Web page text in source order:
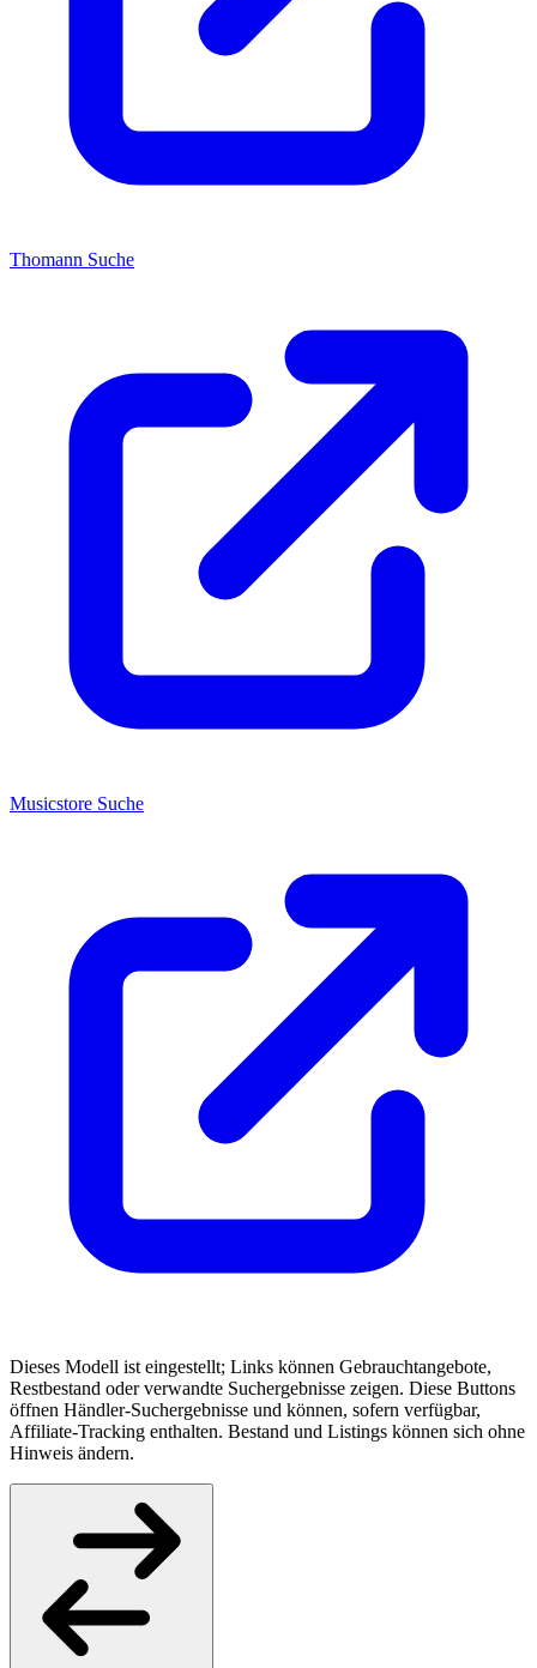
Thomann Suche
Musicstore Suche
Dieses Modell ist eingestellt; Links können Gebrauchtangebote,
Restbestand oder verwandte Suchergebnisse zeigen. Diese Buttons
öffnen Händler-Suchergebnisse und können, sofern verfügbar,
Affiliate-Tracking enthalten. Bestand und Listings können sich ohne
Hinweis ändern.